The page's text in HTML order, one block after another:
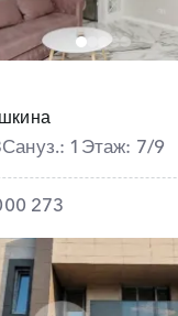
Сануз.: 1 Этаж: 7/9
273